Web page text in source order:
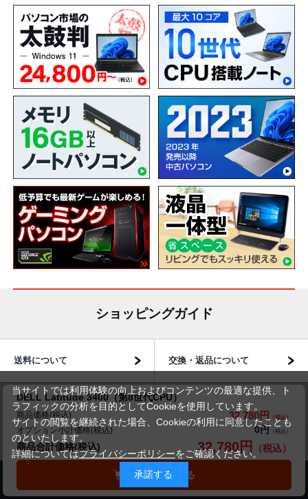
DELL Latitude 3400（第8世代CPU）
商品価格(税込) 32,780円
オプション小計価格(税込)
0円
商品合計価格(税込)
32,780円
カートに入れる
ショッピングガイド
送料について 交換・返品について
お届けについて 商品・保証について
商品のご案内
当サイトでは利用体験の向上およびコンテンツの最適な提供、ト
ラフィックの分析を目的としてCookieを使用しています。
サイトの閲覧を継続された場合、Cookieの利用に同意したことも
のといたします。
詳細についてはプライバシーポリシーをご確認ください。
承諾する